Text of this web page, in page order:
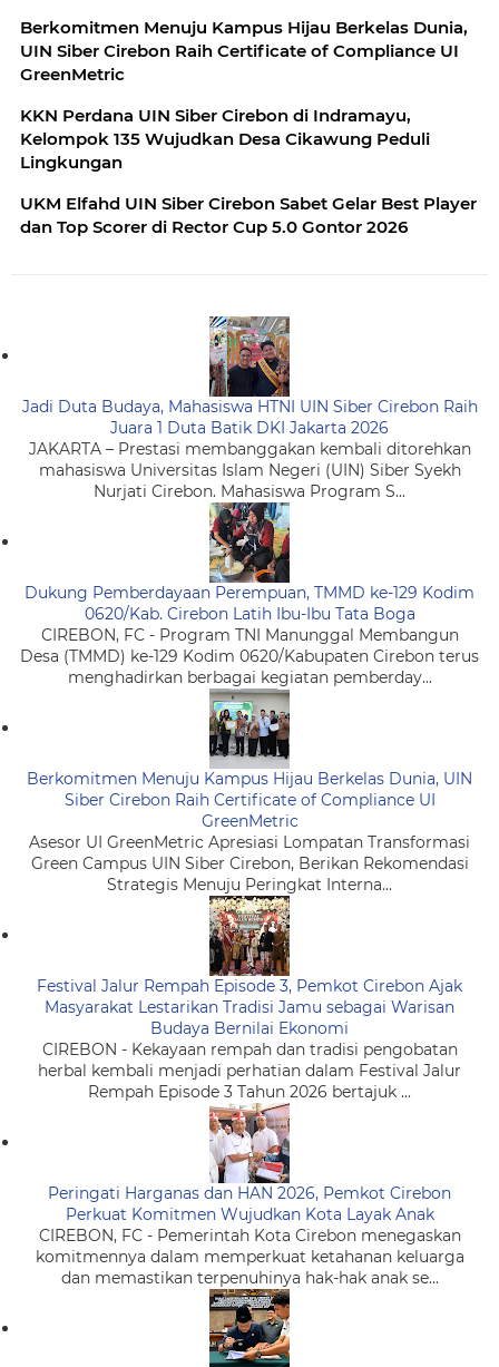
Berkomitmen Menuju Kampus Hijau Berkelas Dunia,
UIN Siber Cirebon Raih Certificate of Compliance UI
GreenMetric
KKN Perdana UIN Siber Cirebon di Indramayu,
Kelompok 135 Wujudkan Desa Cikawung Peduli
Lingkungan
UKM Elfahd UIN Siber Cirebon Sabet Gelar Best Player
dan Top Scorer di Rector Cup 5.0 Gontor 2026
Jadi Duta Budaya, Mahasiswa HTNI UIN Siber Cirebon Raih
Juara 1 Duta Batik DKI Jakarta 2026
JAKARTA – Prestasi membanggakan kembali ditorehkan
mahasiswa Universitas Islam Negeri (UIN) Siber Syekh
Nurjati Cirebon. Mahasiswa Program S...
Dukung Pemberdayaan Perempuan, TMMD ke-129 Kodim
0620/Kab. Cirebon Latih Ibu-Ibu Tata Boga
CIREBON, FC - Program TNI Manunggal Membangun
Desa (TMMD) ke-129 Kodim 0620/Kabupaten Cirebon terus
menghadirkan berbagai kegiatan pemberday...
Berkomitmen Menuju Kampus Hijau Berkelas Dunia, UIN
Siber Cirebon Raih Certificate of Compliance UI
GreenMetric
Asesor UI GreenMetric Apresiasi Lompatan Transformasi
Green Campus UIN Siber Cirebon, Berikan Rekomendasi
Strategis Menuju Peringkat Interna...
Festival Jalur Rempah Episode 3, Pemkot Cirebon Ajak
Masyarakat Lestarikan Tradisi Jamu sebagai Warisan
Budaya Bernilai Ekonomi
CIREBON - Kekayaan rempah dan tradisi pengobatan
herbal kembali menjadi perhatian dalam Festival Jalur
Rempah Episode 3 Tahun 2026 bertajuk ...
Peringati Harganas dan HAN 2026, Pemkot Cirebon
Perkuat Komitmen Wujudkan Kota Layak Anak
CIREBON, FC - Pemerintah Kota Cirebon menegaskan
komitmennya dalam memperkuat ketahanan keluarga
dan memastikan terpenuhinya hak-hak anak se...